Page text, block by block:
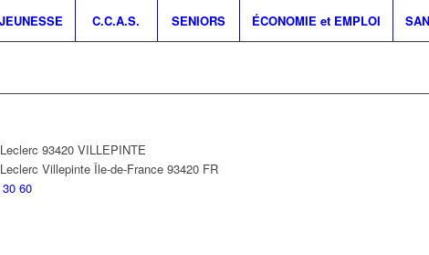
C.C.A.S. SENIORS ÉCONOMIE et EMPLOI
93420 VILLEPINTE
Villepinte Île-de-France 93420 FR
60